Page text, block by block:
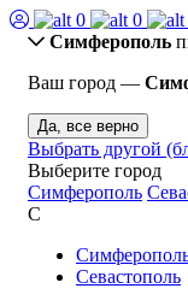
0 0
Симферополь
Ваш город —
Да, все верно
Выбрать другой
Выберите город
Симферополь
С
Севастополь